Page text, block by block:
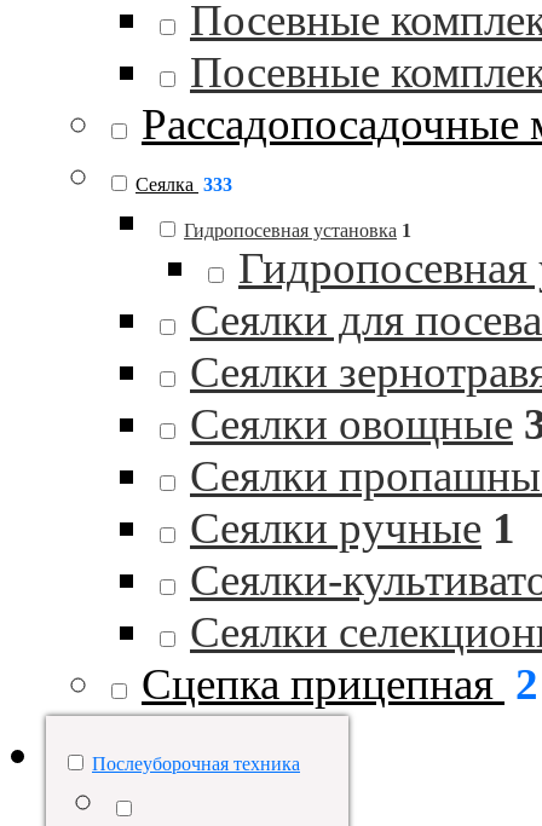
Посевные
Посевные
Сеялка 333
Гидропосевная установка 1
Сеялки для
Сеялки
Сеялки овощные
Сеялки
Сеялки ручные 1
Сеялки-
Сеялки
Сцепка прицепная 2
Послеуборочная техника